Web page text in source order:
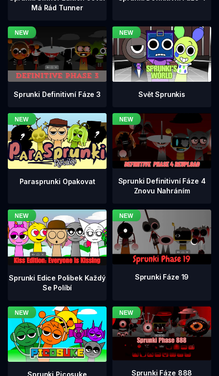
Má Rád Tunner
Sprunki Definitivní Fáze 3 Svět Sprunkis
Parasprunki Opakovat
Sprunki Definitivní Fáze 4
Znovu Nahráním
Sprunki Edice Polibek Každý
Se Políbí
Sprunki Fáze 19
Sprunki Picosuke Sprunki Fáze 888